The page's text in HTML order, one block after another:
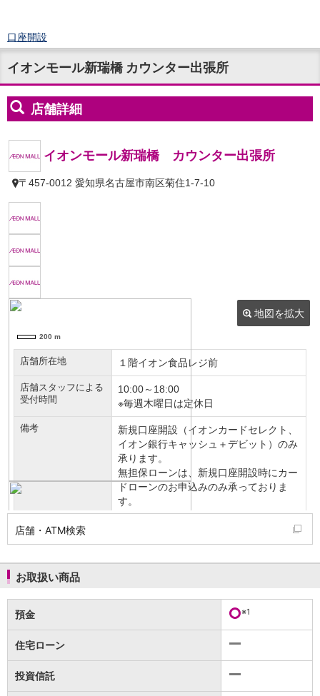
口座開設
ログイン
チャット
メニュー
商品・サービス
預金
積立式定期預金
外貨普通預金
投資信託
投信つみたて
金銭信託
金銭信託のしくみ
iDeCo・国民年金基金
iDeCo（個人型確定拠出年金）
ロボアドバイザークラウドファンディング TOP
WealthNavi for イオン銀行（ロボアドバイザー）
まいクラウドファンディング
住宅ローン
新規お借入れの方
お借換えの方
フラット35
リ・バース60
目的別ローン
保険
保険TOP
個人年金保険
医療保険
イオンモール新瑞橋 カウンター出張所
店舗・ATM検索
お取扱い商品
預金 ※1
住宅ローン
投資信託